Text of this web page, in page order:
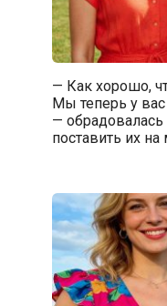
— Как хорошо,
Мы теперь у
—
поставить их на